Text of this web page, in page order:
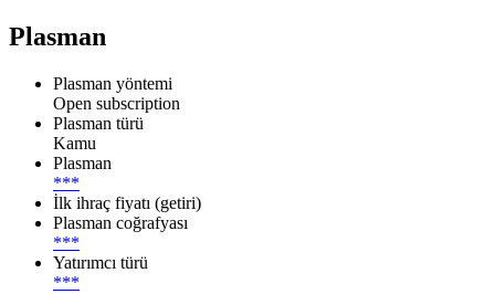
Plasman
Plasman yöntemi
Open subscription
Plasman türü
Kamu
Plasman
***
İlk ihraç fiyatı (getiri)
Plasman coğrafyası
***
Yatırımcı türü
***